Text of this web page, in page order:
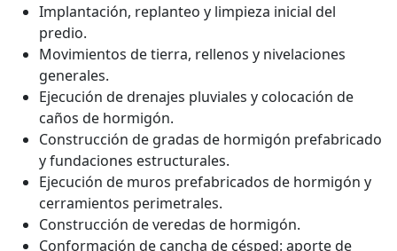
Implantación, replanteo y limpieza inicial del
predio.
Movimientos de tierra, rellenos y nivelaciones
generales.
Ejecución de drenajes pluviales y colocación de
caños de hormigón.
Construcción de gradas de hormigón prefabricado
y fundaciones estructurales.
Ejecución de muros prefabricados de hormigón y
cerramientos perimetrales.
Construcción de veredas de hormigón.
Conformación de cancha de césped: aporte de